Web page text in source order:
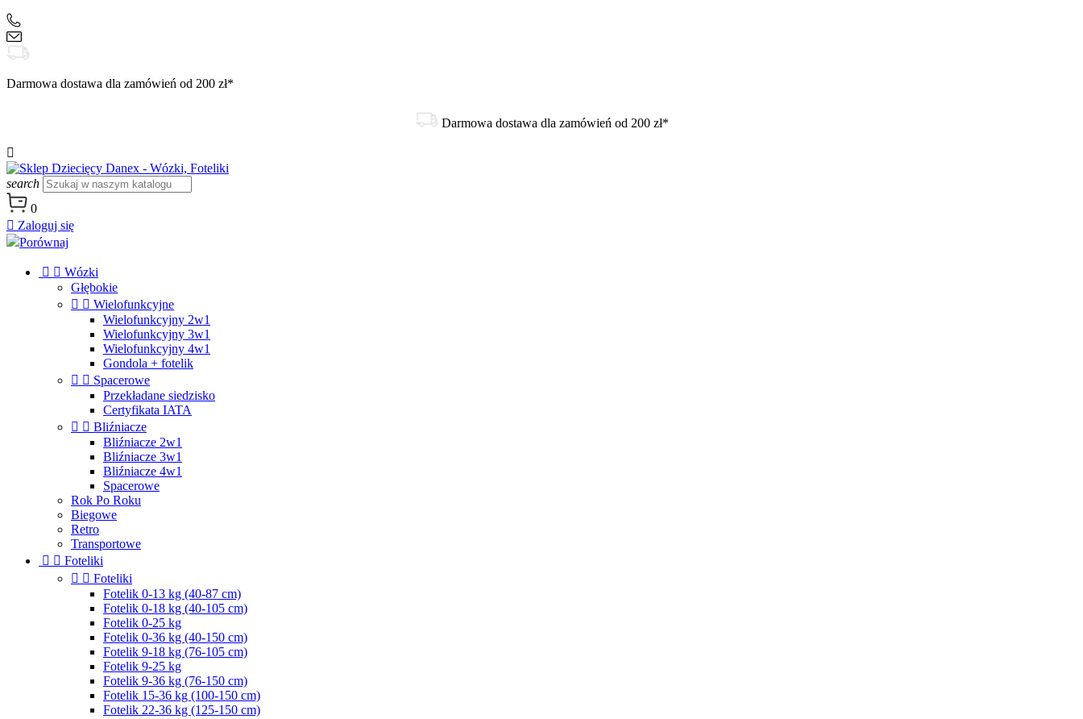
Darmowa dostawa dla zamówień od 200 zł*
Darmowa dostawa dla zamówień od 200 zł*

search
0
 Zaloguj się
Porównaj
  Wózki
Głębokie
  Wielofunkcyjne
Wielofunkcyjny 2w1
Wielofunkcyjny 3w1
Wielofunkcyjny 4w1
Gondola + fotelik
  Spacerowe
Przekładane siedzisko
Certyfikata IATA
  Bliźniacze
Bliźniacze 2w1
Bliźniacze 3w1
Bliźniacze 4w1
Spacerowe
Rok Po Roku
Biegowe
Retro
Transportowe
  Foteliki
  Foteliki
Fotelik 0-13 kg (40-87 cm)
Fotelik 0-18 kg (40-105 cm)
Fotelik 0-25 kg
Fotelik 0-36 kg (40-150 cm)
Fotelik 9-18 kg (76-105 cm)
Fotelik 9-25 kg
Fotelik 9-36 kg (76-150 cm)
Fotelik 15-36 kg (100-150 cm)
Fotelik 22-36 kg (125-150 cm)